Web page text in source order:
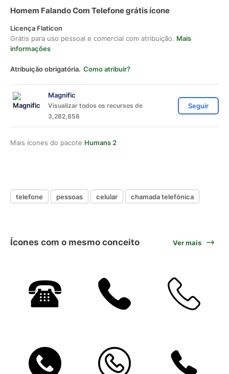
Homem Falando Com Telefone grátis ícone
Licença Flaticon
Grátis para uso pessoal e comercial com atribuição. Mais
informações
Atribuição obrigatória. Como atribuir?
Magnific
Visualizar todos os recursos de
3,282,856
Seguir
Mais ícones do pacote Humans 2
telefone pessoas celular chamada telefónica
Ícones com o mesmo conceito Ver mais